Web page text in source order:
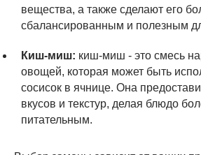
вещества, а также сделают его
сбалансированным и полезным
Киш-миш: киш-миш - это смесь
овощей, которая может быть
сосисок в ячнице. Она
вкусов и текстур, делая блюдо
питательным.